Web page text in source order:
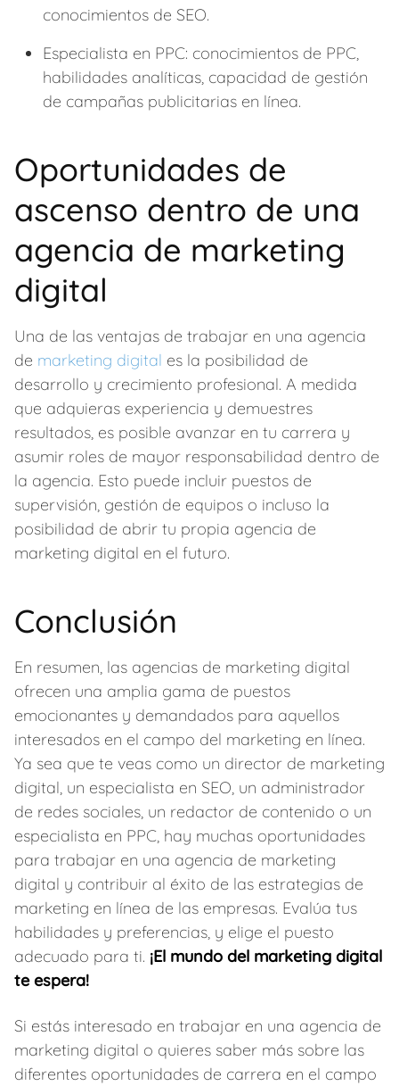
conocimientos de SEO.
Especialista en PPC: conocimientos de PPC,
habilidades analíticas, capacidad de gestión
de campañas publicitarias en línea.
Oportunidades de
ascenso dentro de una
agencia de marketing
digital
Una de las ventajas de trabajar en una agencia
de marketing digital es la posibilidad de
desarrollo y crecimiento profesional. A medida
que adquieras experiencia y demuestres
resultados, es posible avanzar en tu carrera y
asumir roles de mayor responsabilidad dentro de
la agencia. Esto puede incluir puestos de
supervisión, gestión de equipos o incluso la
posibilidad de abrir tu propia agencia de
marketing digital en el futuro.
Conclusión
En resumen, las agencias de marketing digital
ofrecen una amplia gama de puestos
emocionantes y demandados para aquellos
interesados en el campo del marketing en línea.
Ya sea que te veas como un director de marketing
digital, un especialista en SEO, un administrador
de redes sociales, un redactor de contenido o un
especialista en PPC, hay muchas oportunidades
para trabajar en una agencia de marketing
digital y contribuir al éxito de las estrategias de
marketing en línea de las empresas. Evalúa tus
habilidades y preferencias, y elige el puesto
adecuado para ti. ¡El mundo del marketing digital
te espera!
Si estás interesado en trabajar en una agencia de
marketing digital o quieres saber más sobre las
diferentes oportunidades de carrera en el campo